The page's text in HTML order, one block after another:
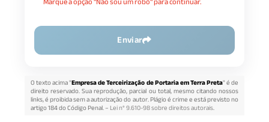
Enviar
O texto acima "Empresa de Terceirização de Portaria em Terra Preta" é de
direito reservado. Sua reprodução, parcial ou total, mesmo citando nossos
links, é proibida sem a autorização do autor. Plágio é crime e está previsto no
artigo 184 do Código Penal. –Lei n° 9.610-98 sobre direitos autorais.